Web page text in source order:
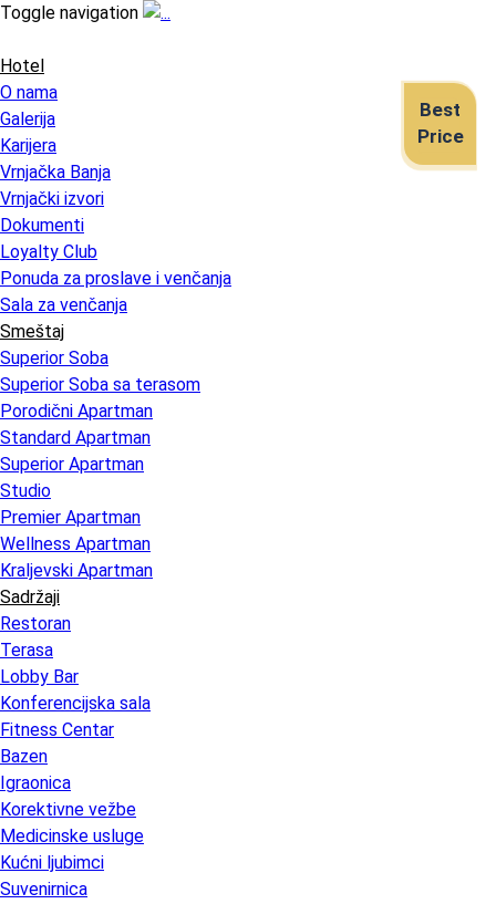
Toggle navigation
Hotel
O nama
Galerija
Karijera
Vrnjačka Banja
Vrnjački izvori
Dokumenti
Loyalty Club
Ponuda za proslave i venčanja
Sala za venčanja
Smeštaj
Superior Soba
Superior Soba sa terasom
Porodični Apartman
Standard Apartman
Superior Apartman
Studio
Premier Apartman
Wellness Apartman
Kraljevski Apartman
Sadržaji
Restoran
Terasa
Lobby Bar
Konferencijska sala
Fitness Centar
Bazen
Igraonica
Korektivne vežbe
Medicinske usluge
Kućni ljubimci
Suvenirnica
Best
Price